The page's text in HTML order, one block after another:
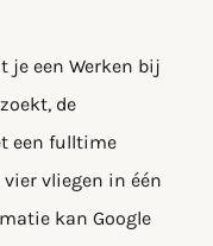
je een Werken bij
de
een fulltime
vliegen in één
kan Google